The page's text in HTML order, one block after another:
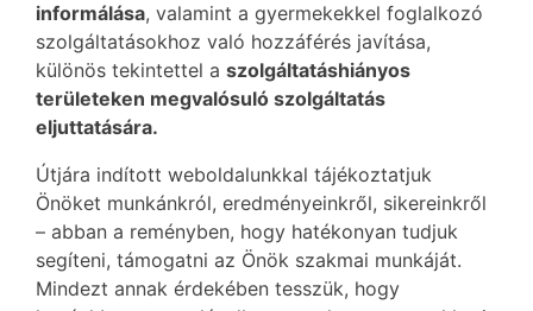
informálása, valamint a gyermekekkel foglalkozó
szolgáltatásokhoz való hozzáférés javítása,
különös tekintettel a szolgáltatáshiányos
területeken megvalósuló szolgáltatás
eljuttatására.
Útjára indított weboldalunkkal tájékoztatjuk
Önöket munkánkról, eredményeinkről, sikereinkről
– abban a reményben, hogy hatékonyan tudjuk
segíteni, támogatni az Önök szakmai munkáját.
Mindezt annak érdekében tesszük, hogy